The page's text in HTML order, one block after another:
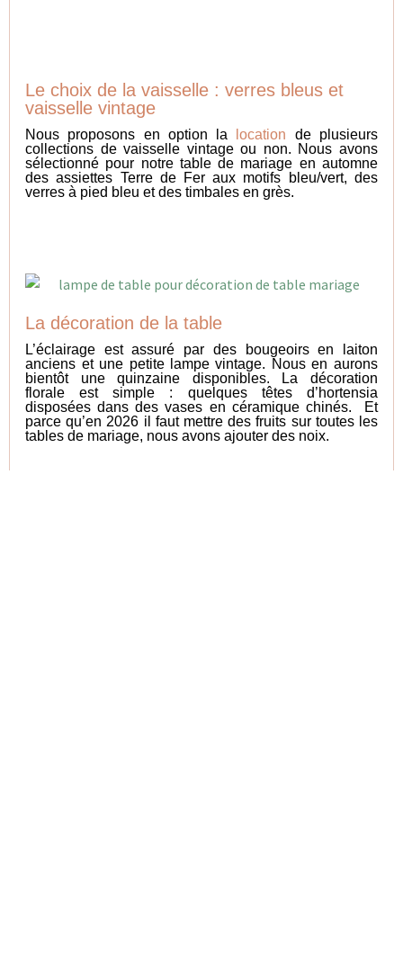
Le choix de la vaisselle : verres bleus et
vaisselle vintage
Nous proposons en option la location de plusieurs
collections de vaisselle vintage ou non. Nous avons
sélectionné pour notre table de mariage en automne
des assiettes Terre de Fer aux motifs bleu/vert, des
verres à pied bleu et des timbales en grès.
La décoration de la table
L’éclairage est assuré par des bougeoirs en laiton
anciens et une petite lampe vintage. Nous en aurons
bientôt une quinzaine disponibles. La décoration
florale est simple : quelques têtes d’hortensia
disposées dans des vases en céramique chinés. Et
parce qu’en 2026 il faut mettre des fruits sur toutes les
tables de mariage, nous avons ajouter des noix.